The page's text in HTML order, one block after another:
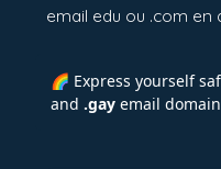
email edu ou .com en
🌈 Express yourself
and .gayemail